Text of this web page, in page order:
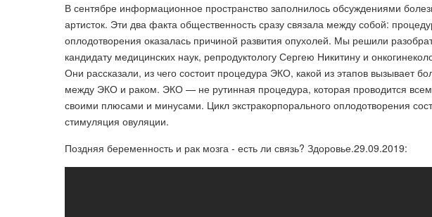
В сентябре информационное пространство заполнилось обсуждениями
артисток. Эти два факта общественность сразу связала между собой:
оплодотворения оказалась причиной развития опухолей. Мы решили
кандидату медицинских наук, репродуктологу Сергею Никитину и
Они рассказали, из чего состоит процедура ЭКО, какой из этапов вызывает
между ЭКО и раком. ЭКО — не рутинная процедура, которая проводится
своими плюсами и минусами. Цикл экстракорпорального оплодотворения
стимуляция овуляции.
Поздняя беременность и рак мозга - есть ли связь? Здоровье.29.09.2019: